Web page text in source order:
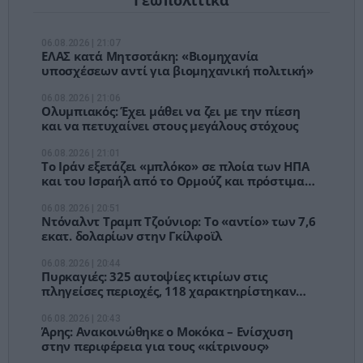
ΕΛΑΣ κατά Μητσοτάκη: «Βιομηχανία
υποσχέσεων αντί για βιομηχανική πολιτική»
Ολυμπιακός: Έχει μάθει να ζει με την πίεση
και να πετυχαίνει στους μεγάλους στόχους
Το Ιράν εξετάζει «μπλόκο» σε πλοία των ΗΠΑ
και του Ισραήλ από το Ορμούζ και πρόστιμα
Ντόναλντ Τραμπ Τζούνιορ: Το «αντίο» των 7,6
εκατ. δολαρίων στην Γκίλφοϊλ
Πυρκαγιές: 325 αυτοψίες κτιρίων στις
πληγείσες περιοχές, 118 χαρακτηρίστηκαν
Άρης: Ανακοινώθηκε ο Μοκόκα – Ενίσχυση
στην περιφέρεια για τους «κίτρινους»